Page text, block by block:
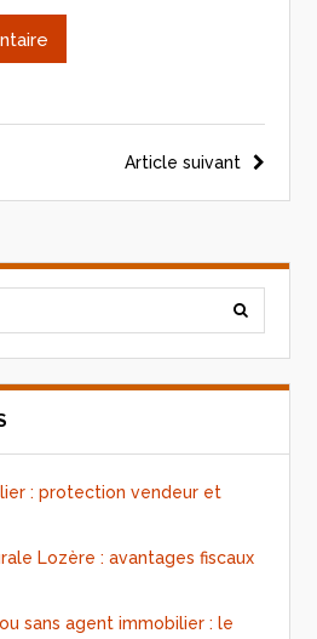
Article suivant
: protection vendeur et
Lozère : avantages fiscaux
sans agent immobilier : le